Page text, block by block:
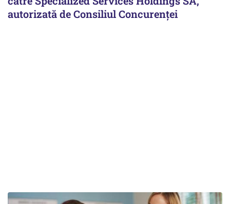
autorizată de Consiliul Concurenţei